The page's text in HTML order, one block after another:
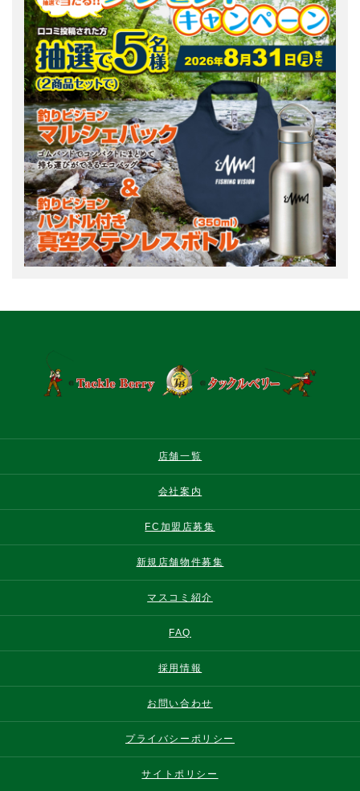
店舗一覧
会社案内
FC加盟店募集
新規店舗物件募集
マスコミ紹介
FAQ
採用情報
お問い合わせ
プライバシーポリシー
サイトポリシー